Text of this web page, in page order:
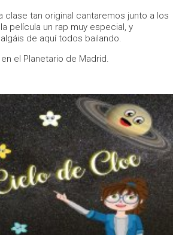
clase tan original cantaremos junto a los
película un rap muy especial, y
de aquí todos bailando.
el Planetario de Madrid.